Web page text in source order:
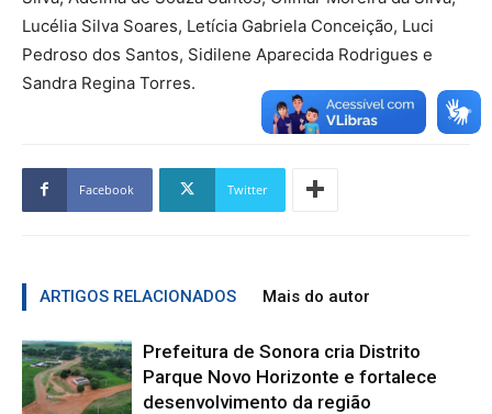
Lucélia Silva Soares, Letícia Gabriela Conceição, Luci
Pedroso dos Santos, Sidilene Aparecida Rodrigues e
Sandra Regina Torres.
Facebook Twitter
ARTIGOS RELACIONADOS Mais do autor
Prefeitura de Sonora cria Distrito
Parque Novo Horizonte e fortalece
desenvolvimento da região